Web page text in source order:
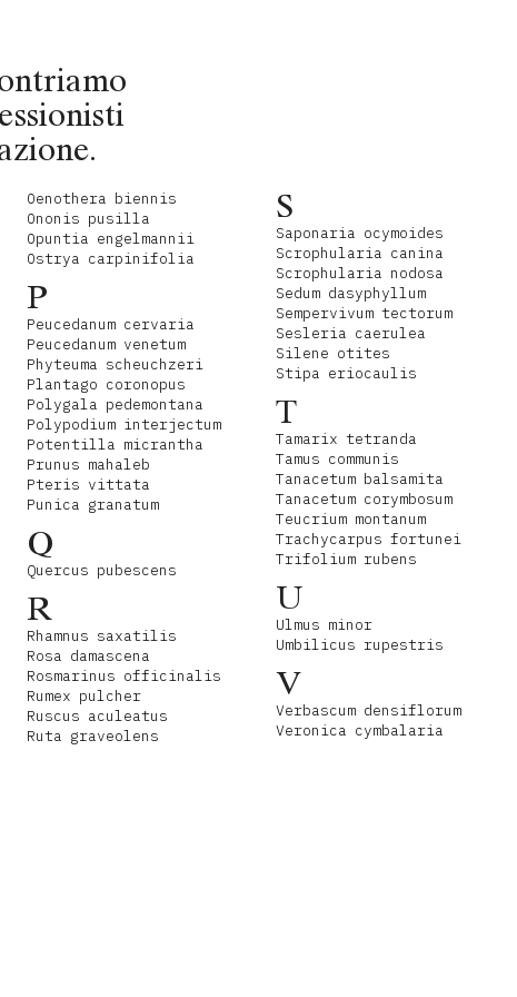
Oenothera biennis
Ononis pusilla
Opuntia engelmannii
Ostrya carpinifolia
P
Peucedanum cervaria
Peucedanum venetum
Phyteuma scheuchzeri
Plantago coronopus
Polygala pedemontana
Polypodium interjectum
Potentilla micrantha
Prunus mahaleb
Pteris vittata
Punica granatum
Q
Quercus pubescens
R
Rhamnus saxatilis
Rosa damascena
Rosmarinus officinalis
Rumex pulcher
Ruscus aculeatus
Ruta graveolens
S
Saponaria ocymoides
Scrophularia canina
Scrophularia nodosa
Sedum dasyphyllum
Sempervivum tectorum
Sesleria caerulea
Silene otites
Stipa eriocaulis
T
Tamarix tetranda
Tamus communis
Tanacetum balsamita
Tanacetum corymbosum
Teucrium montanum
Trachycarpus fortunei
Trifolium rubens
U
Ulmus minor
Umbilicus rupestris
V
Verbascum densiflorum
Veronica cymbalaria